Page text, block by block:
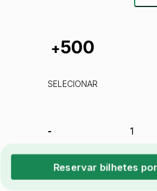
+500
SELECIONAR
-
Reservar bilhetes